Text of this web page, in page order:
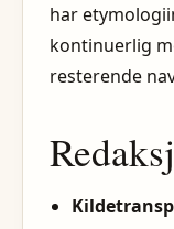
har
kontinuerlig
resterende